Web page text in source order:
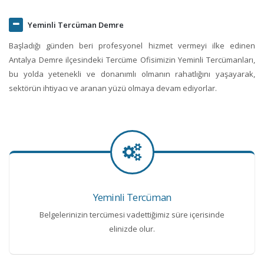
Yeminli Tercüman Demre
Başladığı günden beri profesyonel hizmet vermeyi ilke edinen
Antalya Demre ilçesindeki Tercüme Ofisimizin Yeminli Tercümanları,
bu yolda yetenekli ve donanımlı olmanın rahatlığını yaşayarak,
sektörün ihtiyacı ve aranan yüzü olmaya devam ediyorlar.
Yeminli Tercüman
Belgelerinizin tercümesi vadettiğimiz süre içerisinde
elinizde olur.